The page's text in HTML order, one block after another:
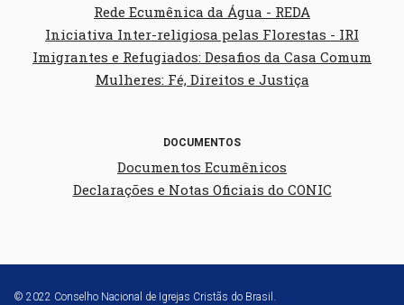
Rede Ecumênica da Água - REDA
Iniciativa Inter-religiosa pelas Florestas - IRI
Imigrantes e Refugiados: Desafios da Casa Comum
Mulheres: Fé, Direitos e Justiça
DOCUMENTOS
Documentos Ecumênicos
Declarações e Notas Oficiais do CONIC
© 2022 Conselho Nacional de Igrejas Cristãs do Brasil.